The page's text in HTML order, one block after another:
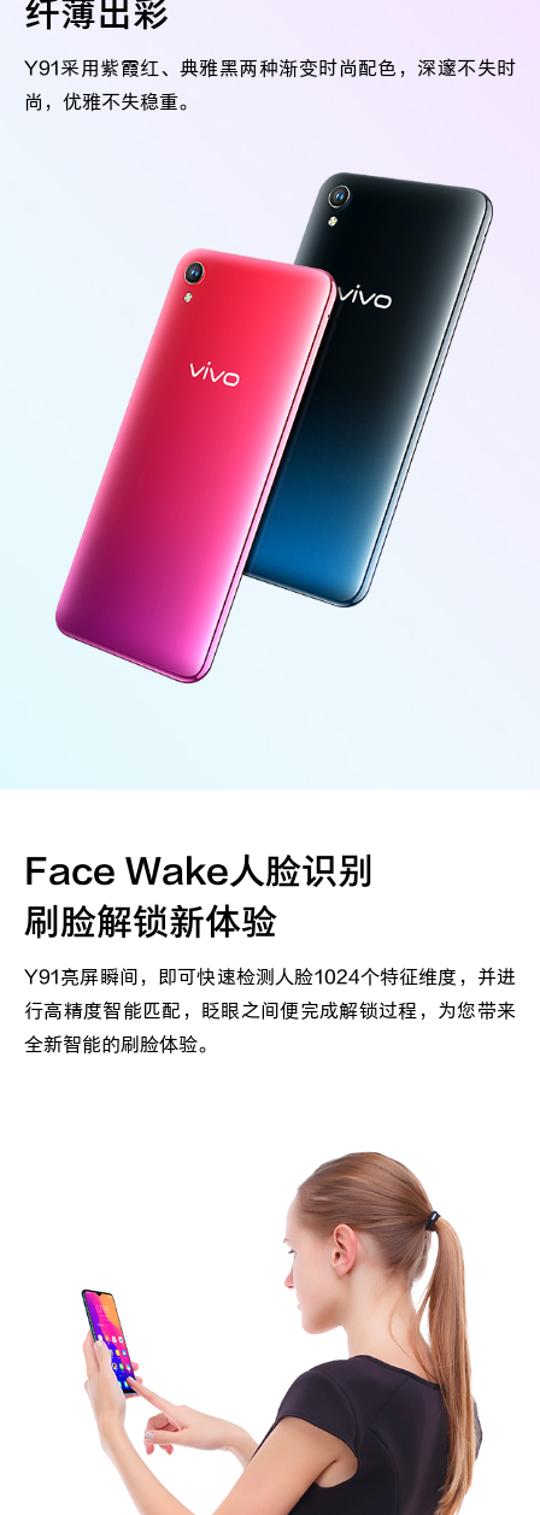
纤薄出彩
Y91采用紫霞红、典雅黑两种渐变时尚配色，深邃不失时
尚，优雅不失稳重。
Face Wake人脸识别
刷脸解锁新体验
Y91亮屏瞬间，即可快速检测人脸1024个特征维度，并进
行高精度智能匹配，眨眼之间便完成解锁过程，为您带来
全新智能的刷脸体验。